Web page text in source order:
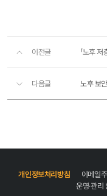
이전글
다음글 노후 보
개인정보처리방침 이메일
운영·관리